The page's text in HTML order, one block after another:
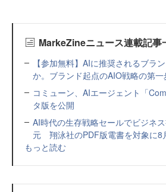
MarkeZineニュース連載記事
【参加無料】AIに推奨されるブラ
か。ブランド起点のAIO戦略の第一
コミューン、AIエージェント「
タ版を公開
AI時代の生存戦略セールでビジネ
元 翔泳社のPDF版電書を対象に8
もっと読む